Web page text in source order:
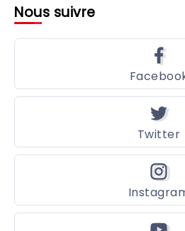
Nous suivre
Twitter